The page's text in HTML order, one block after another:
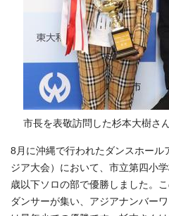
市長を表敬訪問した杉本大樹さ
8月に沖縄で行われたダンスホール
ジア大会）において、市立第四小
歳以下ソロの部で優勝しました。
ダンサーが集い、アジアナンバー